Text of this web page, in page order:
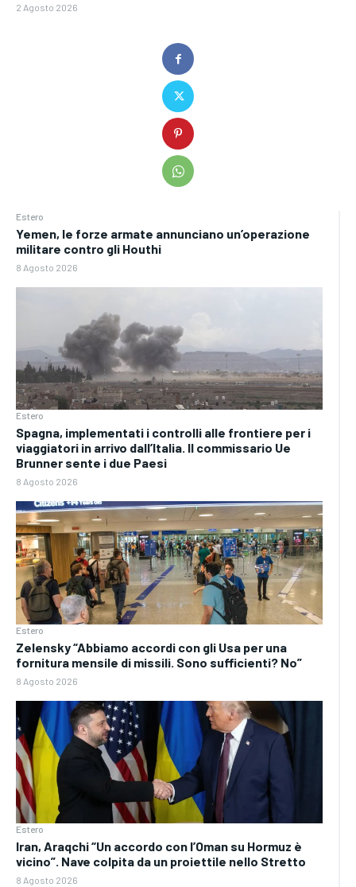
Estero
Yemen, le forze armate annunciano un’operazione
militare contro gli Houthi
8 Agosto 2026
Estero
Spagna, implementati i controlli alle frontiere per i
viaggiatori in arrivo dall’Italia. Il commissario Ue
Brunner sente i due Paesi
8 Agosto 2026
Estero
Zelensky “Abbiamo accordi con gli Usa per una
fornitura mensile di missili. Sono sufficienti? No”
8 Agosto 2026
Estero
Iran, Araqchi “Un accordo con l’Oman su Hormuz è
vicino”. Nave colpita da un proiettile nello Stretto
8 Agosto 2026
2 Agosto 2026